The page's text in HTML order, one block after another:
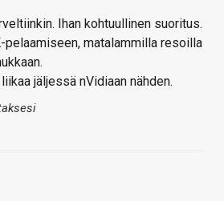
Ihan kohtuullinen suoritus.
pelaamiseen, matalammilla resoilla
jäljessä nVidiaan nähden.